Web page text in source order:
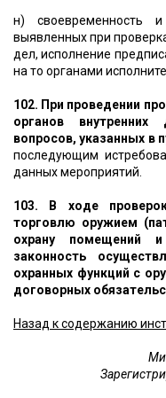
н) своевременность
выявленных при
дел, исполнение
на то органами
102. При проведении
органов
вопросов, указанных в
последующим
данных мероприятий.
103. В ходе
торговлю оружием
охрану помещений
законность
охранных функций с
договорных
Назад к содержанию